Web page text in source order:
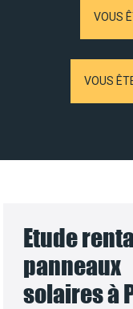
VOUS
VOUS
Etude
panneaux
solaires à